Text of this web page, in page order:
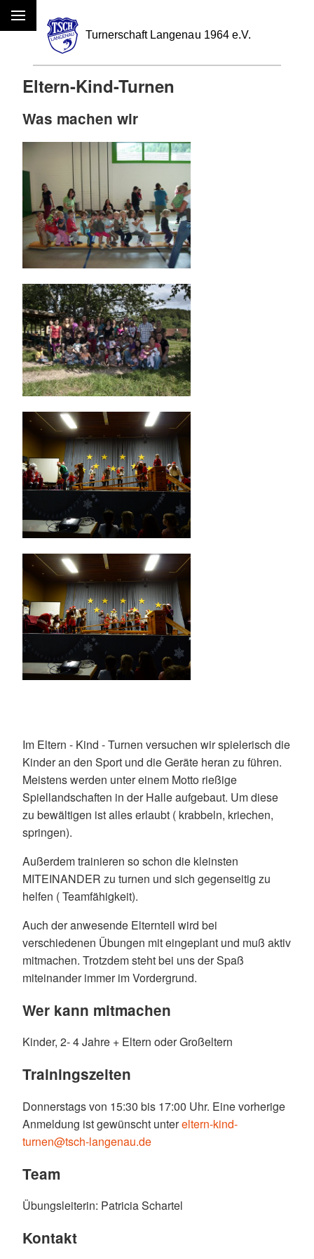
Menü
Eltern-Kind-Turnen
Was machen wir
Im Eltern - Kind - Turnen versuchen wir spielerisch die
Kinder an den Sport und die Geräte heran zu führen.
Meistens werden unter einem Motto rießige
Spiellandschaften in der Halle aufgebaut. Um diese
zu bewältigen ist alles erlaubt ( krabbeln, kriechen,
springen).
Außerdem trainieren so schon die kleinsten
MITEINANDER zu turnen und sich gegenseitig zu
helfen ( Teamfähigkeit).
Auch der anwesende Elternteil wird bei
verschiedenen Übungen mit eingeplant und muß aktiv
mitmachen. Trotzdem steht bei uns der Spaß
miteinander immer im Vordergrund.
Wer kann mitmachen
Kinder, 2- 4 Jahre + Eltern oder Großeltern
Trainingszeiten
Donnerstags von 15:30 bis 17:00 Uhr. Eine vorherige
Anmeldung ist gewünscht untereltern-kind-
turnen@tsch-langenau.de
Team
Übungsleiterin: Patricia Schartel
Kontakt